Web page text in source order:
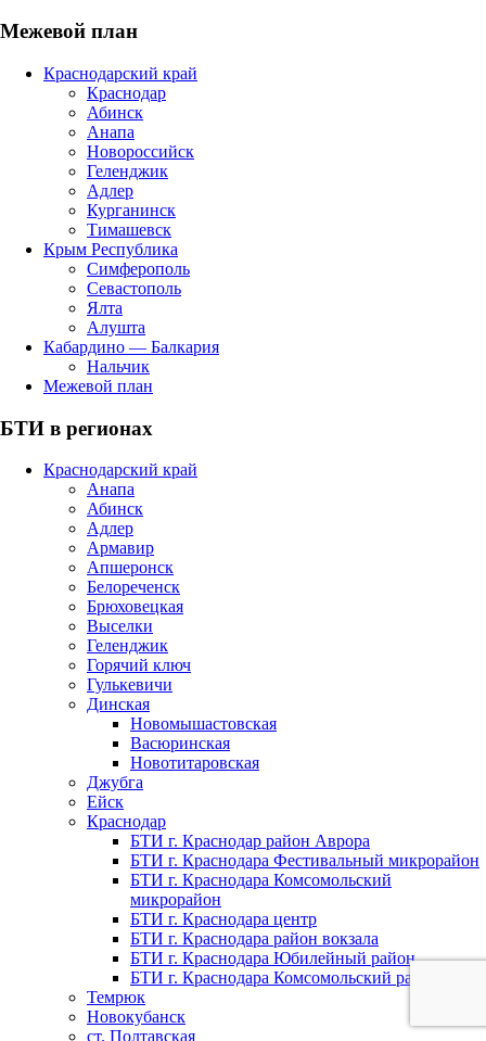
Межевой план
Краснодарский край
Краснодар
Абинск
Анапа
Новороссийск
Геленджик
Адлер
Курганинск
Тимашевск
Крым Республика
Симферополь
Севастополь
Ялта
Алушта
Кабардино — Балкария
Нальчик
Межевой план
БТИ в регионах
Краснодарский край
Анапа
Абинск
Адлер
Армавир
Апшеронск
Белореченск
Брюховецкая
Выселки
Геленджик
Горячий ключ
Гулькевичи
Динская
Новомышастовская
Васюринская
Новотитаровская
Джубга
Ейск
Краснодар
БТИ г. Краснодар район Аврора
БТИ г. Краснодара Фестивальный микрорайон
БТИ г. Краснодара Комсомольский
микрорайон
БТИ г. Краснодара центр
БТИ г. Краснодара район вокзала
БТИ г. Краснодара Юбилейный район
БТИ г. Краснодара Комсомольский район
Темрюк
Новокубанск
ст. Полтавская